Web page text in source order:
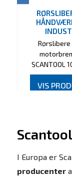
Rørslibere
SCANTOOL
VIS
I Europa er
producenter